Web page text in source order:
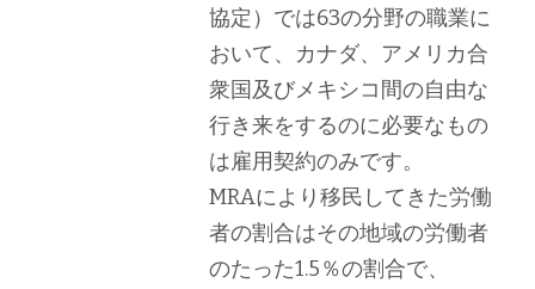
協定）では63の分野の職業に
おいて、カナダ、アメリカ合
衆国及びメキシコ間の自由な
行き来をするのに必要なもの
は雇用契約のみです。
MRAにより移民してきた労働
者の割合はその地域の労働者
のたった1.5％の割合で、